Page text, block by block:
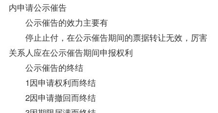
内申请公示催告
公示催告的效力主要有
停止止付，在公示催告期间的票据转让无效，厉害
关系人应在公示催告期间申报权利
公示催告的终结
1因申请权利而终结
2因申请撤回而终结